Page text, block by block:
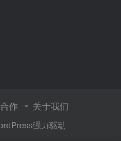
作 关于我们
强力驱动.